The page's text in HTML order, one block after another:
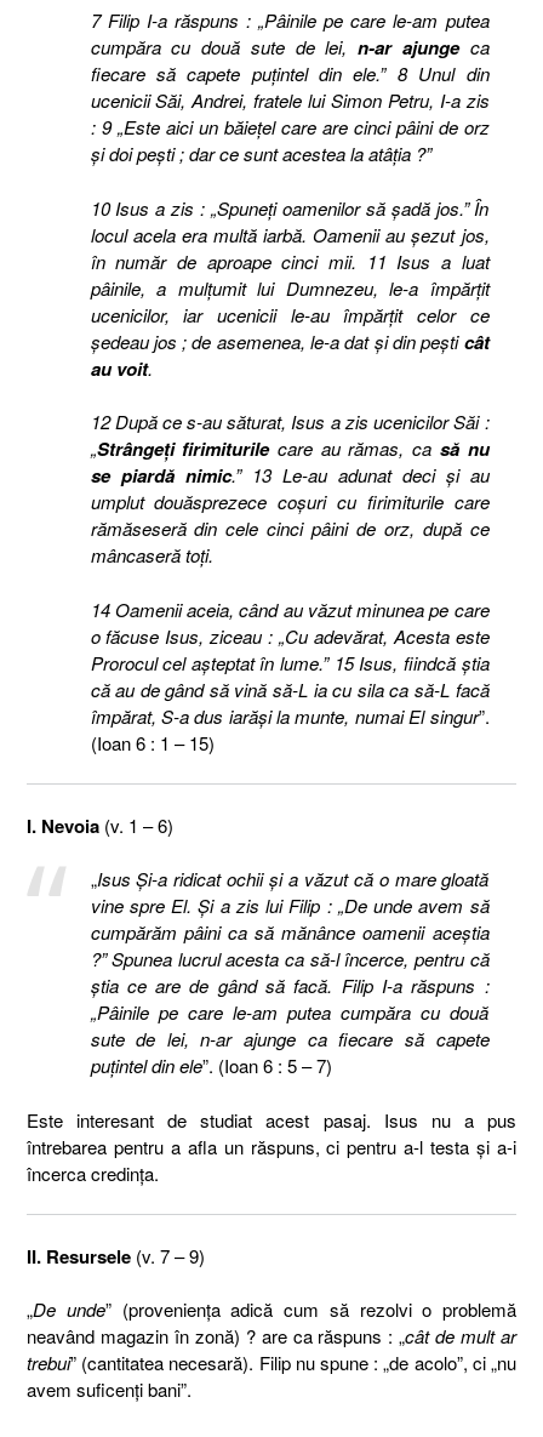
7 Filip I-a răspuns : „Pâinile pe care le-am putea
cumpăra cu două sute de lei, n-ar ajungeca
fiecare să capete puţintel din ele.” 8 Unul din
ucenicii Săi, Andrei, fratele lui Simon Petru, I-a zis
: 9 „Este aici un băieţel care are cinci pâini de orz
şi doi peşti ; dar ce sunt acestea la atâţia ?”
10 Isus a zis : „Spuneţi oamenilor să şadă jos.” În
locul acela era multă iarbă. Oamenii au şezut jos,
în număr de aproape cinci mii. 11 Isus a luat
pâinile, a mulţumit lui Dumnezeu, le-a împărţit
ucenicilor, iar ucenicii le-au împărţit celor ce
şedeau jos ; de asemenea, le-a dat şi din peşticât
au voit.
12 După ce s-au săturat, Isus a zis ucenicilor Săi :
„Strângeţi firimiturilecare au rămas, ca să nu
se piardă nimic.” 13 Le-au adunat deci şi au
umplut douăsprezece coşuri cu firimiturile care
rămăseseră din cele cinci pâini de orz, după ce
mâncaseră toţi.
14 Oamenii aceia, când au văzut minunea pe care
o făcuse Isus, ziceau : „Cu adevărat, Acesta este
Prorocul cel aşteptat în lume.” 15 Isus, fiindcă ştia
că au de gând să vină să-L ia cu sila ca să-L facă
împărat, S-a dus iarăşi la munte, numai El singur”.
(Ioan 6 : 1 – 15)
I. Nevoia (v. 1 – 6)
„Isus Şi-a ridicat ochii şi a văzut că o mare gloată
vine spre El. Şi a zis lui Filip : „De unde avem să
cumpărăm pâini ca să mănânce oamenii aceştia
?” Spunea lucrul acesta ca să-l încerce, pentru că
ştia ce are de gând să facă. Filip I-a răspuns :
„Pâinile pe care le-am putea cumpăra cu două
sute de lei, n-ar ajunge ca fiecare să capete
puţintel din ele”. (Ioan 6 : 5 – 7)
Este interesant de studiat acest pasaj. Isus nu a pus
întrebarea pentru a afla un răspuns, ci pentru a-l testa şi a-i
încerca credinţa.
II. Resursele (v. 7 – 9)
„De unde” (provenienţa adică cum să rezolvi o problemă
neavând magazin în zonă) ? are ca răspuns : „cât de mult ar
trebui” (cantitatea necesară). Filip nu spune : „de acolo”, ci „nu
avem suficenţi bani”.